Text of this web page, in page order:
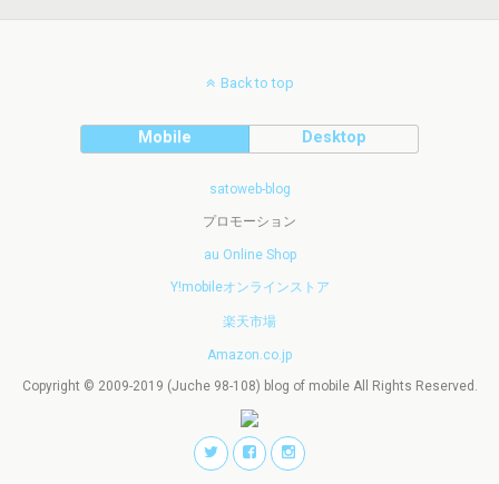
Back to top
Mobile Desktop
satoweb-blog
プロモーション
au Online Shop
Y!mobileオンラインストア
楽天市場
Amazon.co.jp
Copyright © 2009-2019 (Juche 98-108) blog of mobile All Rights Reserved.